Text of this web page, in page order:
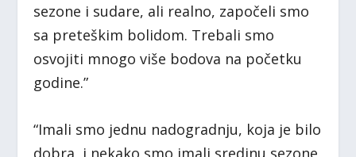
sezone i sudare, ali realno, započeli smo
sa preteškim bolidom. Trebali smo
osvojiti mnogo više bodova na početku
godine.”
“Imali smo jednu nadogradnju, koja je bilo
dobra, i nekako smo imali sredinu sezone